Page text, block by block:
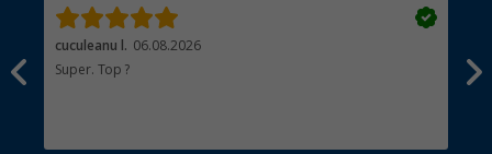
cuculeanu l. 06.08.2026
Super. Top ?